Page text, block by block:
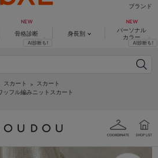
ブランド
骨格診断 身長別
パーソナル
カラー
スカート
スカート
ッフル編みニットスカート